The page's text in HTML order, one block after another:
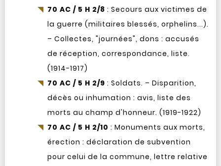
70 AC / 5 H 2/8 : Secours aux victimes de
la guerre (militaires blessés, orphelins...).
– Collectes, "journées", dons : accusés
de réception, correspondance, liste.
(1914-1917)
70 AC / 5 H 2/9 : Soldats. – Disparition,
décès ou inhumation : avis, liste des
morts au champ d'honneur. (1919-1922)
70 AC / 5 H 2/10 : Monuments aux morts,
érection : déclaration de subvention
pour celui de la commune, lettre relative